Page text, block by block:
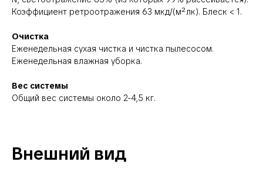
Коэффициент ретроотражения 63 мкд/(м²лк). Блеск < 1.
Очистка
Еженедельная сухая чистка и чистка пылесосом.
Еженедельная влажная уборка.
Вес системы
Общий вес системы около 2-4,5 кг.
Внешний вид